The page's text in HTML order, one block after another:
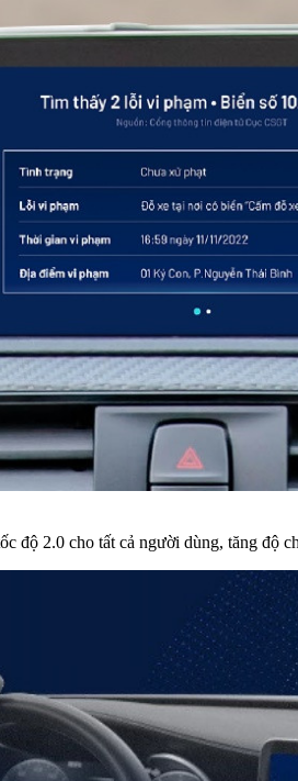
độ 2.0 cho tất cả người dùng, tăng độ